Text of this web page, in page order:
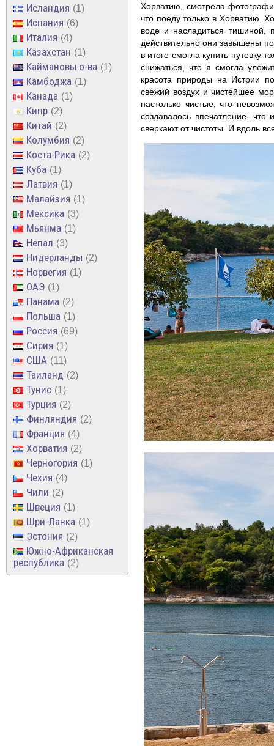
Исландия 1
Испания 6
Италия 4
Казахстан 1
Каймановы о-ва 1
Камбоджа 1
Канада 1
Кипр 2
Китай 2
Колумбия 2
Коста-Рика 2
Куба 1
Латвия 1
Малайзия 1
Мексика 3
Мьянма 1
Непал 3
Нидерланды 2
Норвегия 1
ОАЭ 1
Панама 2
Польша 1
Россия 69
Сирия 1
США 11
Таиланд 2
Тунис 1
Турция 2
Финляндия 2
Франция 4
Хорватия 2
Черногория 1
Чехия 4
Чили 2
Швеция 1
Шри-Ланка 1
Эстония 2
Южно-Африканская
республика
2
Хорватию, смотрела
что поеду только в Хорватию.
воде и насладиться тишиной,
действительно они завышены
в итоге смогла купить путевку
снижаться, что я смогла
красота природы на Истрии
свежий воздух и чистейшее
настолько чистые, что
создавалось впечатление,
сверкают от чистоты. И вдоль